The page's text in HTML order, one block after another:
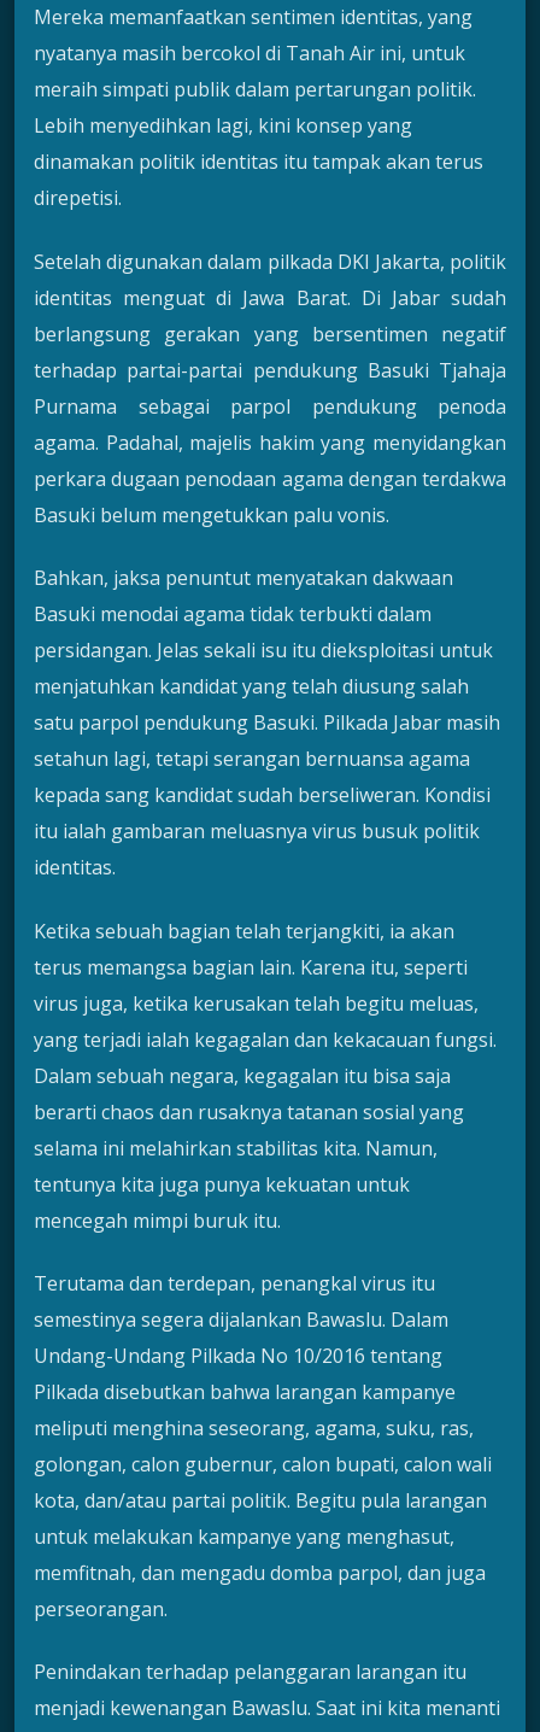
Mereka memanfaatkan sentimen identitas, yang
nyatanya masih bercokol di Tanah Air ini, untuk
meraih simpati publik dalam pertarungan politik.
Lebih menyedihkan lagi, kini konsep yang
dinamakan politik identitas itu tampak akan terus
direpetisi.
Setelah digunakan dalam pilkada DKI Jakarta, politik
identitas menguat di Jawa Barat. Di Jabar sudah
berlangsung gerakan yang bersentimen negatif
terhadap partai-partai pendukung Basuki Tjahaja
Purnama sebagai parpol pendukung penoda
agama. Padahal, majelis hakim yang menyidangkan
perkara dugaan penodaan agama dengan terdakwa
Basuki belum mengetukkan palu vonis.
Bahkan, jaksa penuntut menyatakan dakwaan
Basuki menodai agama tidak terbukti dalam
persidangan. Jelas sekali isu itu dieksploitasi untuk
menjatuhkan kandidat yang telah diusung salah
satu parpol pendukung Basuki. Pilkada Jabar masih
setahun lagi, tetapi serangan bernuansa agama
kepada sang kandidat sudah berseliweran. Kondisi
itu ialah gambaran meluasnya virus busuk politik
identitas.
Ketika sebuah bagian telah terjangkiti, ia akan
terus memangsa bagian lain. Karena itu, seperti
virus juga, ketika kerusakan telah begitu meluas,
yang terjadi ialah kegagalan dan kekacauan fungsi.
Dalam sebuah negara, kegagalan itu bisa saja
berarti chaos dan rusaknya tatanan sosial yang
selama ini melahirkan stabilitas kita. Namun,
tentunya kita juga punya kekuatan untuk
mencegah mimpi buruk itu.
Terutama dan terdepan, penangkal virus itu
semestinya segera dijalankan Bawaslu. Dalam
Undang-Undang Pilkada No 10/2016 tentang
Pilkada disebutkan bahwa larangan kampanye
meliputi menghina seseorang, agama, suku, ras,
golongan, calon gubernur, calon bupati, calon wali
kota, dan/atau partai politik. Begitu pula larangan
untuk melakukan kampanye yang menghasut,
memfitnah, dan mengadu domba parpol, dan juga
perseorangan.
Penindakan terhadap pelanggaran larangan itu
menjadi kewenangan Bawaslu. Saat ini kita menanti